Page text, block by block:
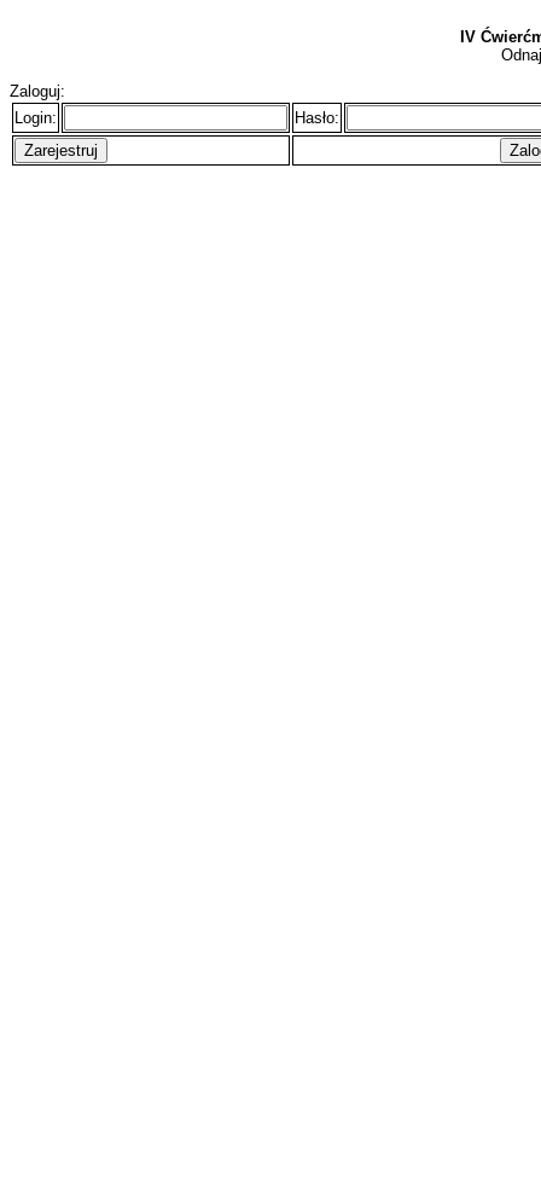
IV
Zaloguj:
Login:
Hasło: